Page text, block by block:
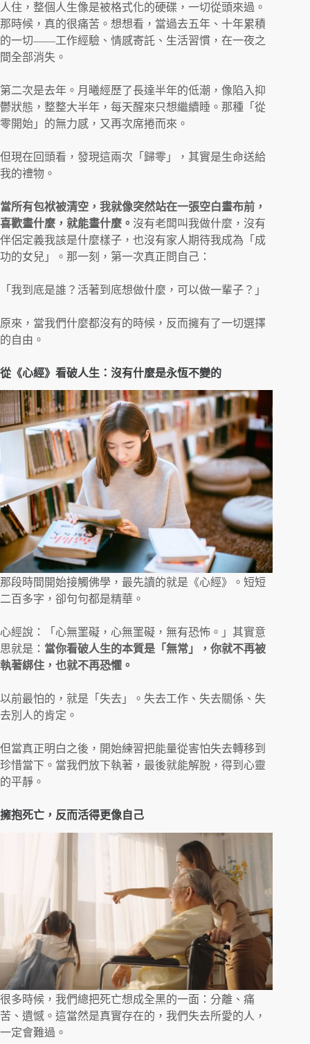
人住，整個人生像是被格式化的硬碟，一切從頭來過。
那時候，真的很痛苦。想想看，當過去五年、十年累積
的一切——工作經驗、情感寄託、生活習慣，在一夜之
間全部消失。
第二次是去年。月曦經歷了長達半年的低潮，像陷入抑
鬱狀態，整整大半年，每天醒來只想繼續睡。那種「從
零開始」的無力感，又再次席捲而來。
但現在回頭看，發現這兩次「歸零」，其實是生命送給
我的禮物。
當所有包袱被清空，我就像突然站在一張空白畫布前，
喜歡畫什麼，就能畫什麼。 沒有老闆叫我做什麼，沒有
伴侶定義我該是什麼樣子，也沒有家人期待我成為「成
功的女兒」。那一刻，第一次真正問自己：
「我到底是誰？活著到底想做什麼，可以做一輩子？」
原來，當我們什麼都沒有的時候，反而擁有了一切選擇
的自由。
從《心經》看破人生：沒有什麼是永恆不變的
那段時間開始接觸佛學，最先讀的就是《心經》。短短
二百多字，卻句句都是精華。
心經說：「心無罣礙，心無罣礙，無有恐怖。」其實意
思就是： 當你看破人生的本質是「無常」，你就不再被
執著綁住，也就不再恐懼。
以前最怕的，就是「失去」。失去工作、失去關係、失
去別人的肯定。
但當真正明白之後，開始練習把能量從害怕失去轉移到
珍惜當下。當我們放下執著，最後就能解脫，得到心靈
的平靜。
擁抱死亡，反而活得更像自己
很多時候，我們總把死亡想成全黑的一面：分離、痛
苦、遺憾。這當然是真實存在的，我們失去所愛的人，
一定會難過。